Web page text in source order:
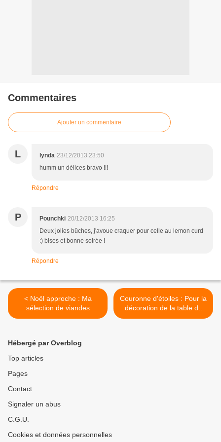
Commentaires
Ajouter un commentaire
L lynda 23/12/2013 23:50
humm un délices bravo !!!
Répondre
P Pounchki 20/12/2013 16:25
Deux jolies bûches, j'avoue craquer pour celle au lemon curd
:) bises et bonne soirée !
Répondre
< Noël approche : Ma
sélection de viandes
Couronne d'étoiles : Pour la
décoration de la table de
Noël >
Hébergé par Overblog
Top articles
Pages
Contact
Signaler un abus
C.G.U.
Cookies et données personnelles